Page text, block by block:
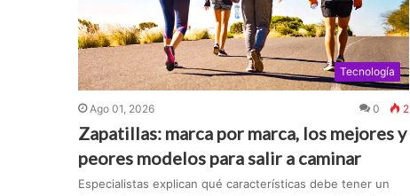
Tecnología
Ago 01, 2026 0 2
Zapatillas: marca por marca, los mejores y
peores modelos para salir a caminar
Especialistas explican qué características debe tener un